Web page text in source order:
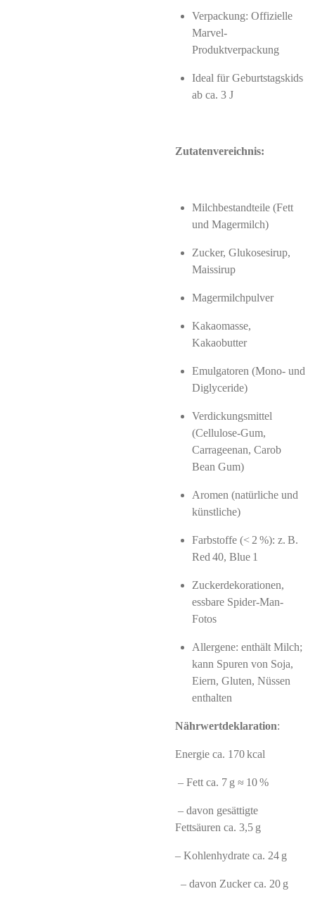
Verpackung: Offizielle
Marvel-
Produktverpackung
Ideal für Geburtstagskids
ab ca. 3 J
Zutatenvereichnis:
Milchbestandteile (Fett
und Magermilch)
Zucker, Glukosesirup,
Maissirup
Magermilchpulver
Kakaomasse,
Kakaobutter
Emulgatoren (Mono‑ und
Diglyceride)
Verdickungsmittel
(Cellulose-Gum,
Carrageenan, Carob
Bean Gum)
Aromen (natürliche und
künstliche)
Farbstoffe (< 2 %): z. B.
Red 40, Blue 1
Zuckerdekorationen,
essbare Spider‑Man-
Fotos
Allergene: enthält Milch;
kann Spuren von Soja,
Eiern, Gluten, Nüssen
enthalten
Nährwertdeklaration:
Energie ca. 170 kcal
– Fett ca. 7 g ≈ 10 %
– davon gesättigte
Fettsäuren ca. 3,5 g
– Kohlenhydrate ca. 24 g
– davon Zucker ca. 20 g